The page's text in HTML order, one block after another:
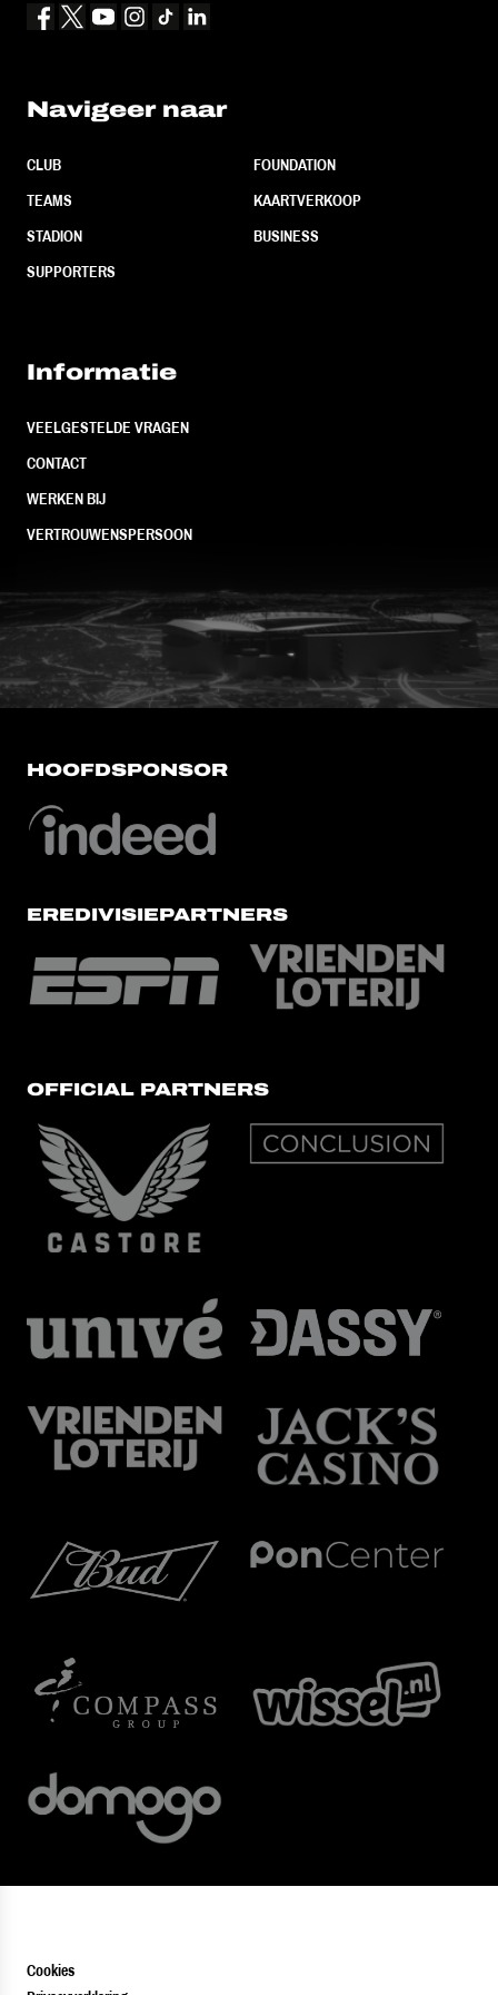
Navigeer naar
CLUB
TEAMS
STADION
SUPPORTERS
FOUNDATION
KAARTVERKOOP
BUSINESS
Informatie
VEELGESTELDE VRAGEN
CONTACT
WERKEN BIJ
VERTROUWENSPERSOON
FC Utrecht<br>vanuit<br>het
HOOFDSPONSOR
EREDIVISIEPARTNERS
OFFICIAL PARTNERS
Cookies